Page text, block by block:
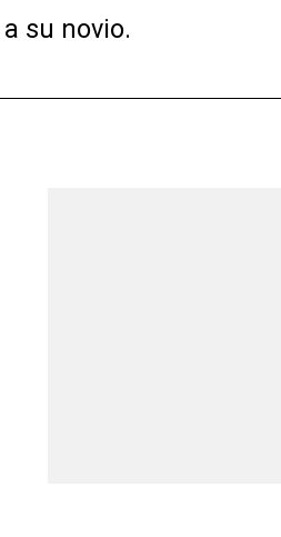
su novio.